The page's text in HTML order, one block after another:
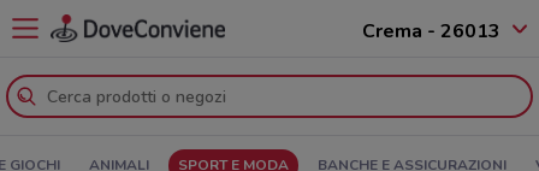
Crema - 26013
GIOCHI ANIMALI SPORT E MODA BANCHE E ASSICURAZIONI